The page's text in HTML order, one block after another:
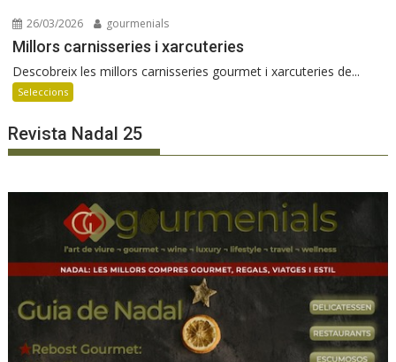
26/03/2026 gourmenials
Millors carnisseries i xarcuteries
Descobreix les millors carnisseries gourmet i xarcuteries de...
Seleccions
Revista Nadal 25